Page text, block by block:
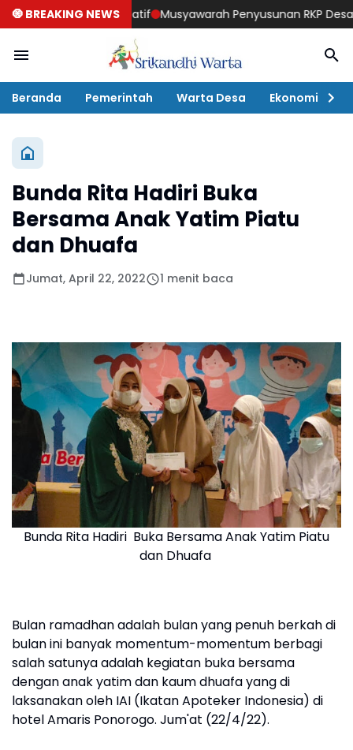
🧿 BREAKING NEWS
Kreatif Musyawarah Penyusunan RKP Desa 2027,
Beranda Pemerintah Warta Desa Ekonomi
Bunda Rita Hadiri Buka
Bersama Anak Yatim Piatu
dan Dhuafa
Jumat, April 22, 2022 1 menit baca
Bunda Rita Hadiri Buka Bersama Anak Yatim Piatu
dan Dhuafa
Bulan ramadhan adalah bulan yang penuh berkah di
bulan ini banyak momentum-momentum berbagi
salah satunya adalah kegiatan buka bersama
dengan anak yatim dan kaum dhuafa yang di
laksanakan oleh IAI (Ikatan Apoteker Indonesia) di
hotel Amaris Ponorogo. Jum'at (22/4/22).